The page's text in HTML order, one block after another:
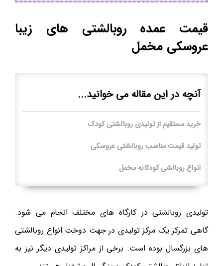
قیمت عمده روبالشتی های زیبا
عروسکی مخمل
آنچه در این مقاله می خوانید...
خرید مستقیم از تولیدی روبالشتی کودک
تولید قیمت مناسب روبالشتی عروسکی
انواع روبالشی کودکانه مخمل
تولیدی روبالشتی در کارگاه های مختلف انجام می شود.
گاهی تمرکز یک مرکز تولیدی در جهت دوخت انواع روبالشتی
های بزرگسال بوده است. برخی از مراکز تولیدی دیگر نیز به